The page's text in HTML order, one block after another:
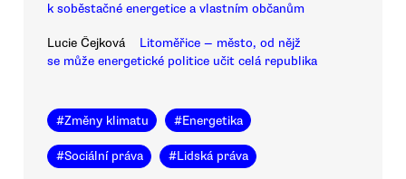
k soběstačné energetice a vlastním občanům
Lucie Čejková
Litoměřice — město, od nějž
se může energetické politice učit celá republika
#Změny klimatu #Energetika
#Sociální práva #Lidská práva